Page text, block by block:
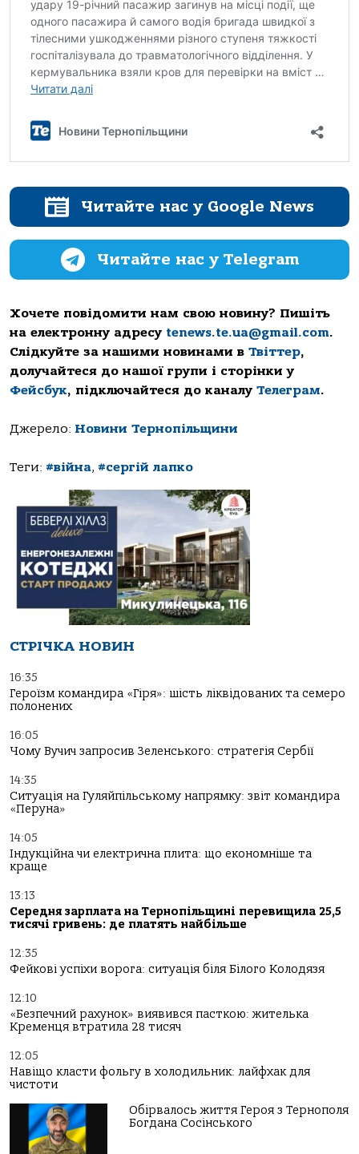
Читайте нас у Google News
Читайте нас у Telegram
Хочете повідомити нам свою новину? Пишіть
на електронну адресу tenews.te.ua@gmail.com.
Слідкуйте за нашими новинами в Твіттер,
долучайтеся до нашої групи і сторінки у
Фейсбук, підключайтеся до каналу Телеграм.
Джерело: Новини Тернопільщини
Теги: #війна, #сергій лапко
СТРІЧКА НОВИН
16:35
Героїзм командира «Гіря»: шість ліквідованих та семеро
полонених
16:05
Чому Вучич запросив Зеленського: стратегія Сербії
14:35
Ситуація на Гуляйпільському напрямку: звіт командира
«Перуна»
14:05
Індукційна чи електрична плита: що економніше та
краще
13:13
Середня зарплата на Тернопільщині перевищила 25,5
тисячі гривень: де платять найбільше
12:35
Фейкові успіхи ворога: ситуація біля Білого Колодязя
12:10
«Безпечний рахунок» виявився пасткою: жителька
Кременця втратила 28 тисяч
12:05
Навіщо класти фольгу в холодильник: лайфхак для
чистоти
Обірвалось життя Героя з Тернополя
Богдана Сосінського